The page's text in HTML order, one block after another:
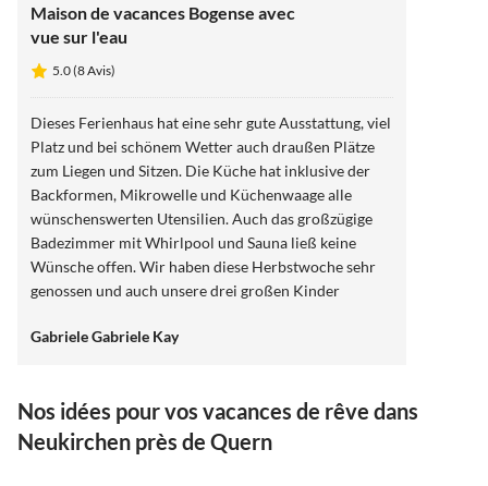
Maison de vacances Bogense avec
vue sur l'eau
5.0 (8 Avis)
Dieses Ferienhaus hat eine sehr gute Ausstattung, viel
Platz und bei schönem Wetter auch draußen Plätze
zum Liegen und Sitzen. Die Küche hat inklusive der
Backformen, Mikrowelle und Küchenwaage alle
wünschenswerten Utensilien. Auch das großzügige
Badezimmer mit Whirlpool und Sauna ließ keine
Wünsche offen. Wir haben diese Herbstwoche sehr
genossen und auch unsere drei großen Kinder
zurückziehen oder aber im großen Wohnzimmer- und
Gabriele Gabriele Kay
Nos idées pour vos vacances de rêve dans
Neukirchen près de Quern